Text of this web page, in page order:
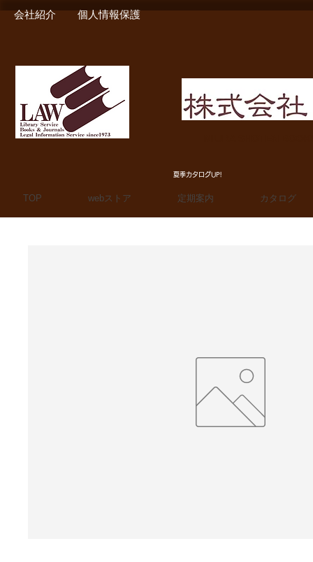
会社紹介 個人情報保護
夏季カタログUP!
TOP webストア 定期案内 カタログ